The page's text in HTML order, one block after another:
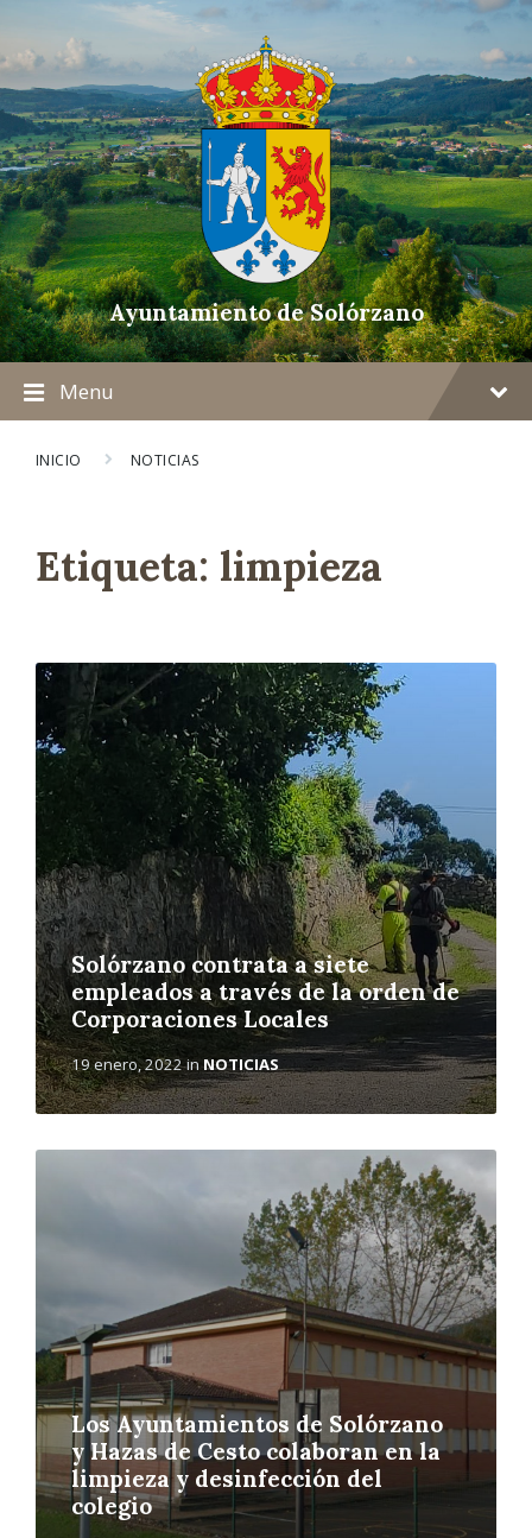
Ayuntamiento de Solórzano
Menu
INICIO NOTICIAS
Etiqueta: limpieza
Solórzano contrata a siete
empleados a través de la orden de
Corporaciones Locales
19 enero, 2022inNOTICIAS
L
e
r
m
á
s
Los Ayuntamientos de Solórzano
y Hazas de Cesto colaboran en la
limpieza y desinfección del
colegio
L